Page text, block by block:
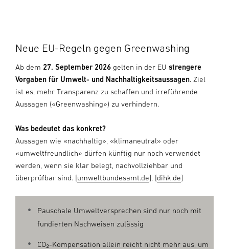
Neue EU-Regeln gegen Greenwashing
Ab dem 27. September 2026 gelten in der EU strengere
Vorgaben für Umwelt- und Nachhaltigkeitsaussagen. Ziel
ist es, mehr Transparenz zu schaffen und irreführende
Aussagen («Greenwashing») zu verhindern.
Was bedeutet das konkret?
Aussagen wie «nachhaltig», «klimaneutral» oder
«umweltfreundlich» dürfen künftig nur noch verwendet
werden, wenn sie klar belegt, nachvollziehbar und
überprüfbar sind. [umweltbundesamt.de], [dihk.de]
Pauschale Umweltversprechen sind nur noch mit
fundierten Nachweisen zulässig
CO₂-Kompensation allein reicht nicht mehr aus, um